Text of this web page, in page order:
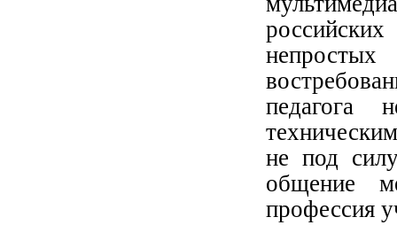
непростых
педагога
не под
общение
профессия